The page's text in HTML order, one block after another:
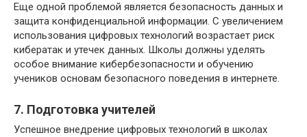
Еще одной проблемой является безопасность данных и
защита конфиденциальной информации. С увеличением
использования цифровых технологий возрастает риск
кибератак и утечек данных. Школы должны уделять
особое внимание кибербезопасности и обучению
учеников основам безопасного поведения в интернете.
7. Подготовка учителей
Успешное внедрение цифровых технологий в школах